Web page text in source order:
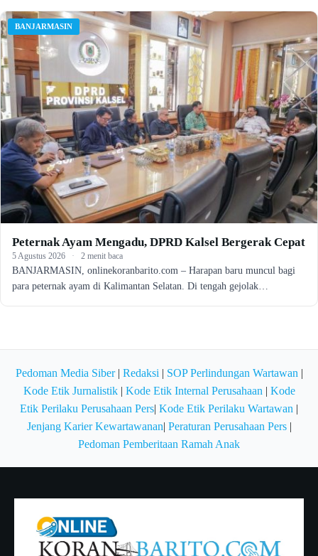
BANJARMASIN
Peternak Ayam Mengadu, DPRD Kalsel Bergerak Cepat
5 Agustus 2026 · 2 menit baca
BANJARMASIN, onlinekoranbarito.com – Harapan baru muncul bagi
para peternak ayam di Kalimantan Selatan. Di tengah gejolak…
Pedoman Media Siber| Redaksi | SOP Perlindungan Wartawan |
Kode Etik Jurnalistik| Kode Etik Internal Perusahaan | Kode
Etik Perilaku Perusahaan Pers| Kode Etik Perilaku Wartawan |
Jenjang Karier Kewartawanan| Peraturan Perusahaan Pers|
Pedoman Pemberitaan Ramah Anak